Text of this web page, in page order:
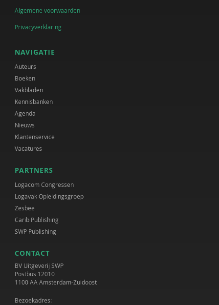
Algemene voorwaarden
Privacyverklaring
NAVIGATIE
Auteurs
Boeken
Vakbladen
Kennisbanken
Agenda
Nieuws
Klantenservice
Vacatures
PARTNERS
Logacom Congressen
Logavak Opleidingsgroep
Zesbee
Carib Publishing
SWP Publishing
CONTACT
BV Uitgeverij SWP
Postbus 12010
1100 AA Amsterdam-Zuidoost
Bezoekadres: